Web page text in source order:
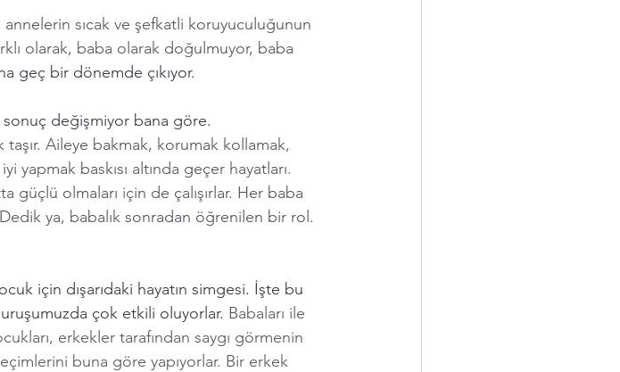
sıcak ve şefkatli koruyuculuğunun
olarak, baba olarak doğulmuyor, baba
geç bir dönemde çıkıyor.
değişmiyor bana göre.
Aileye bakmak, korumak kollamak,
baskısı altında geçer hayatları.
güçlü olmaları için de çalışırlar. Her baba
ya, babalık sonradan öğrenilen bir rol.
için dışarıdaki hayatın simgesi. İşte bu
çok etkili oluyorlar. Babaları ile
erkekler tarafından saygı görmenin
buna göre yapıyorlar. Bir erkek